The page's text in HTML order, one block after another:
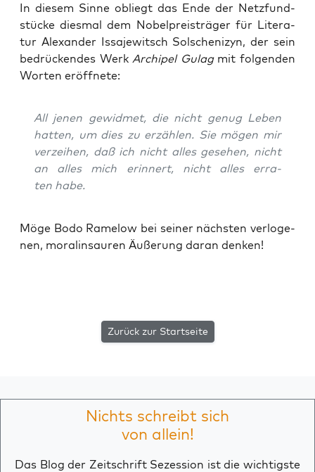
In die­sem Sin­ne obliegt das Ende der Netz­fund­
stü­cke dies­mal dem Nobel­preis­trä­ger für Lite­ra­
tur Alex­an­der Iss­a­je­witsch Sol­sche­ni­zyn, der sein
bedrü­cken­des WerkArchi­pel Gulag mit fol­gen­den
Wor­ten eröffnete:
All jenen gewid­met, die nicht genug Leben
hat­ten, um dies zu erzäh­len. Sie mögen mir
ver­zei­hen, daß ich nicht alles gese­hen, nicht
an alles mich erin­nert, nicht alles erra­
ten habe.
Möge Bodo Rame­low bei sei­ner nächs­ten ver­lo­ge­
nen, mora­lin­sauren Äuße­rung dar­an denken!
Zurück zur Startseite
Nichts schreibt sich
von allein!
Das Blog der Zeitschrift Sezession ist die wichtigste